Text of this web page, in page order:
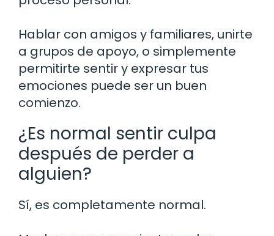
Hablar con amigos y familiares, unirte
a grupos de apoyo, o simplemente
permitirte sentir y expresar tus
emociones puede ser un buen
comienzo.
¿Es normal sentir culpa
después de perder a
alguien?
Sí, es completamente normal.